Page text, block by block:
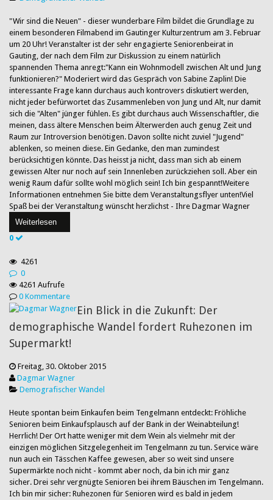
"Wir sind die Neuen" - dieser wunderbare Film bildet die Grundlage zu
einem besonderen Filmabend im Gautinger Kulturzentrum am 3. Februar
um 20 Uhr! Veranstalter ist der sehr engagierte Seniorenbeirat in
Gauting, der nach dem Film zur Diskussion zu einem natürlich
spannenden Thema anregt:"Kann ein Wohnmodell zwischen Alt und Jung
funktionieren?" Moderiert wird das Gespräch von Sabine Zaplin! Die
interessante Frage kann durchaus auch kontrovers diskutiert werden,
nicht jeder befürwortet das Zusammenleben von Jung und Alt, nur damit
sich die "Alten" jünger fühlen. Es gibt durchaus auch Wissenschaftler, die
meinen, dass ältere Menschen beim Älterwerden auch genug Zeit und
Raum zur Introversion benötigen. Davon sollte nicht zuviel "Jugend"
ablenken, so meinen diese. Ein Gedanke, den man zumindest
berücksichtigen könnte. Das heisst ja nicht, dass man sich ab einem
gewissen Alter nur noch auf sein Innenleben zurückziehen soll. Aber ein
wenig Raum dafür sollte wohl möglich sein! Ich bin gespannt!Weitere
Informationen entnehmen Sie bitte dem Veranstaltungsflyer unten!Viel
Spaß bei der Veranstaltung wünscht herzlichst - Ihre Dagmar Wagner
Weiterlesen
0
4261
0
4261 Aufrufe
0 Kommentare
Ein Blick in die Zukunft: Der
demographische Wandel fordert Ruhezonen im
Supermarkt!
Freitag, 30. Oktober 2015
Dagmar Wagner
Demografischer Wandel
Heute spontan beim Einkaufen beim Tengelmann entdeckt: Fröhliche
Senioren beim Einkaufsplausch auf der Bank in der Weinabteilung!
Herrlich! Der Ort hatte weniger mit dem Wein als vielmehr mit der
einzigen möglichen Sitzgelegenheit im Tengelmann zu tun. Service wäre
nun auch ein Tässchen Kaffee gewesen, aber so weit sind unsere
Supermärkte noch nicht - kommt aber noch, da bin ich mir ganz
sicher. Drei sehr vergnügte Senioren bei ihrem Bäuschen im Tengelmann.
Ich bin mir sicher: Ruhezonen für Senioren wird es bald in jedem